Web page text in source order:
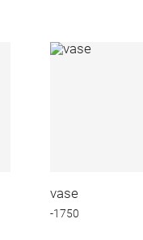
vase
-1750